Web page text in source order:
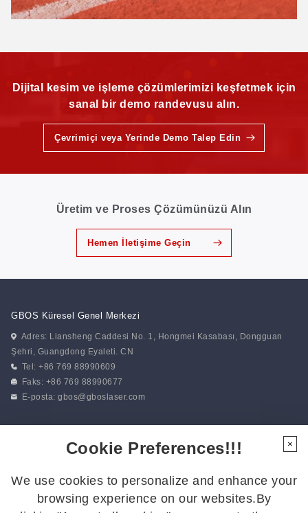
Dijital kesim ve işleme çözümlerimizi keşfetmek için
sanal bir demo randevusu alın.
Çevrimiçi veya Yerinde Demo Talep Edin
Üretim ve Proses Çözümünüzü Alın
Hemen İletişime Geçin
GBOS Küresel Genel Merkezi
Adres: Liansheng Caddesi No. 1, Hongmei Kasabası, Dongguan
Şehri, Guangdong Eyaleti. CN
Tel: +86 769 88990609
Faks: +86 769 88990677
E-posta:gbos@gboslaser.com
Bizi Takip Edin
En son gelişmelerden haberdar olmak için bizi takip edin:
Cookie Preferences!!!
We use cookies to personalize and enhance your
browsing experience on our websites.By
×